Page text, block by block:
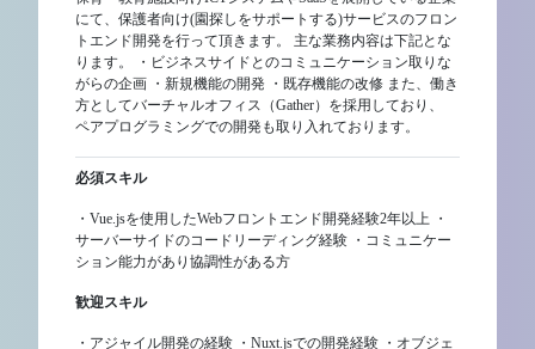
にて、保護者向け(園探しをサポートする)サービスのフロン
トエンド開発を行って頂きます。 主な業務内容は下記とな
ります。 ・ビジネスサイドとのコミュニケーション取りな
がらの企画 ・新規機能の開発 ・既存機能の改修 また、働き
方としてバーチャルオフィス（Gather）を採用しており、
ペアプログラミングでの開発も取り入れております。
必須スキル
・Vue.jsを使用したWebフロントエンド開発経験2年以上 ・
サーバーサイドのコードリーディング経験 ・コミュニケー
ション能力があり協調性がある方
歓迎スキル
・アジャイル開発の経験 ・Nuxt.jsでの開発経験 ・オブジェ